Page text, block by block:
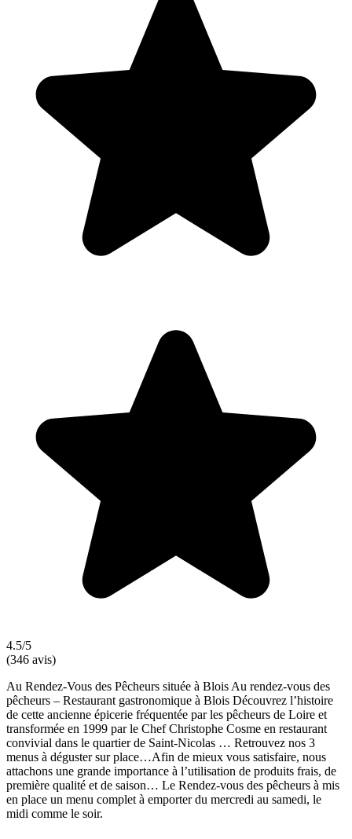
4.5/5
(346 avis)
Au Rendez-Vous des Pêcheurs située à Blois Au rendez-vous des
pêcheurs – Restaurant gastronomique à Blois Découvrez l’histoire
de cette ancienne épicerie fréquentée par les pêcheurs de Loire et
transformée en 1999 par le Chef Christophe Cosme en restaurant
convivial dans le quartier de Saint-Nicolas … Retrouvez nos 3
menus à déguster sur place…Afin de mieux vous satisfaire, nous
attachons une grande importance à l’utilisation de produits frais, de
première qualité et de saison… Le Rendez-vous des pêcheurs à mis
en place un menu complet à emporter du mercredi au samedi, le
midi comme le soir.